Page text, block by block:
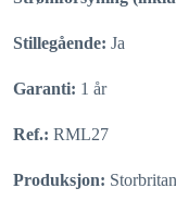
Stillegående: Ja
Garanti: 1 år
Ref.: RML27
Produksjon: